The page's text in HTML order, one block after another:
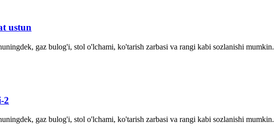
ustun
gaz bulog'i, stol o'lchami, ko'tarish zarbasi va rangi kabi sozlanishi mumkin.
2
gaz bulog'i, stol o'lchami, ko'tarish zarbasi va rangi kabi sozlanishi mumkin.